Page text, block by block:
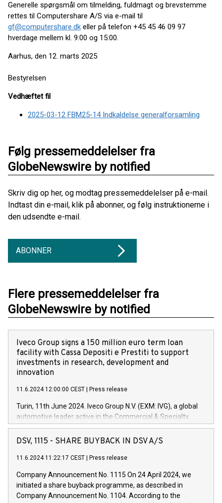
Generelle spørgsmål om tilmelding, fuldmagt og brevstemme
rettes til Computershare A/S via e-mail til
gf@computershare.dk eller på telefon +45 45 46 09 97
hverdage mellem kl. 9:00 og 15:00.
Aarhus, den 12. marts 2025
Bestyrelsen
Vedhæftet fil
2025-03-12 FBM25-14 Indkaldelse generalforsamling
Følg pressemeddelelser fra
GlobeNewswire by notified
Skriv dig op her, og modtag pressemeddelelser på e-mail.
Indtast din e-mail, klik på abonner, og følg instruktionerne i
den udsendte e-mail.
ABONNER
Flere pressemeddelelser fra
GlobeNewswire by notified
Iveco Group signs a 150 million euro term loan
facility with Cassa Depositi e Prestiti to support
investments in research, development and
innovation
11.6.2024 12:00:00 CEST Press release
Turin, 11th June 2024. Iveco Group N.V. (EXM: IVG), a global
automotive leader active in the Commercial & Specialty
Vehicles, Powertrain and related Financial Services arenas,
has successfully signed a term loan facility of 150 million
new projects in Italy dedicated to research, development and
by CDP, Iveco Group will develop innovative technologies and
architectures in the field of electric propulsion and further
develop solutions for autonomous driving, digitalisation and
DSV, 1115 - SHARE BUYBACK IN DSV A/S
11.6.2024 11:22:17 CEST Press release
Company Announcement No. 1115 On 24 April 2024, we
initiated a share buyback programme, as described in
Company Announcement No. 1104. According to the